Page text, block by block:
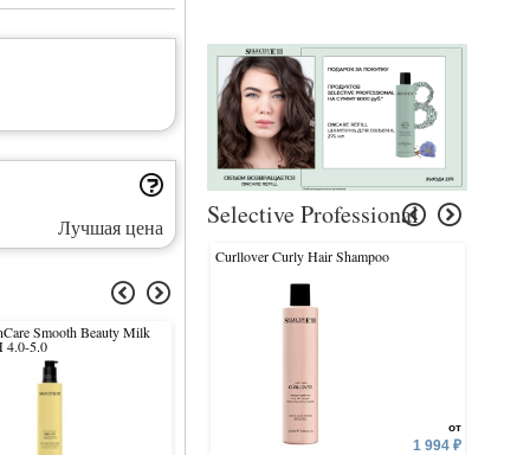
Лучшая цена
Smooth Beauty Milk
4.0-5.0
Selective Professional
Curllover Curly Hair Shampoo
от
1 994 ₽